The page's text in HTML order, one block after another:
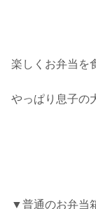
楽しくお弁当を
やっぱり息子の
▼普通のお弁当